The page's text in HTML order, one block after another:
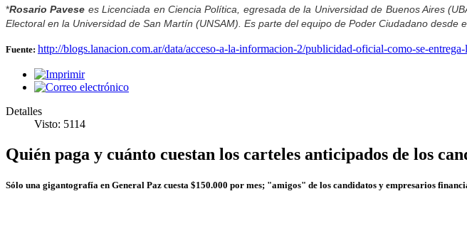
*Rosario Pavese es Licenciada en Ciencia Política, egresada de la Universidad de Buenos Aires
Electoral en la Universidad de San Martín (UNSAM). Es parte del equipo de Poder Ciudadano
Fuente: http://blogs.lanacion.com.ar/data/acceso-a-la-informacion-2/publicidad-oficial-como-se-
Detalles
Visto: 5114
Quién paga y cuánto cuestan los carteles anticipados de los
Sólo una gigantografía en General Paz cuesta $150.000 por mes; "amigos" de los candidatos y empresarios